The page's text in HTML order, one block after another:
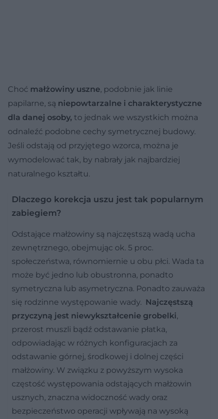
Choć małżowiny uszne, podobnie jak linie
papilarne, są niepowtarzalne i charakterystyczne
dla danej osoby, to jednak we wszystkich można
odnaleźć podobne cechy symetrycznej budowy.
Jeśli odstają od przyjętego wzorca, można je
wymodelować tak, by nabrały jak najbardziej
naturalnego kształtu.
Dlaczego korekcja uszu jest tak popularnym
zabiegiem?
Odstające małżowiny są najczęstszą wadą ucha
zewnętrznego, obejmując ok. 5 proc.
społeczeństwa, równomiernie u obu płci. Wada ta
może być jedno lub obustronna, ponadto
symetryczna lub asymetryczna. Ponadto zauważa
się rodzinne występowanie wady. Najczęstszą
przyczyną jest niewykształcenie grobelki,
przerost muszli bądź odstawanie płatka,
odpowiadając w różnych konfiguracjach za
odstawanie górnej, środkowej i dolnej części
małżowiny. W związku z powyższym wysoka
częstość występowania odstających małżowin
usznych, znaczna widoczność wady oraz
bezpieczeństwo operacji wpływają na wysoką